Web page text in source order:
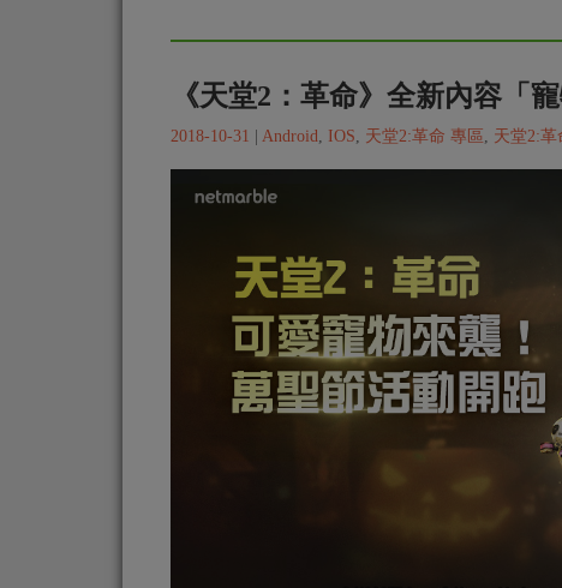
《天堂2：革命》全新內容「
2018-10-31 Android IOS 天堂2:革命 專區 天堂2:革